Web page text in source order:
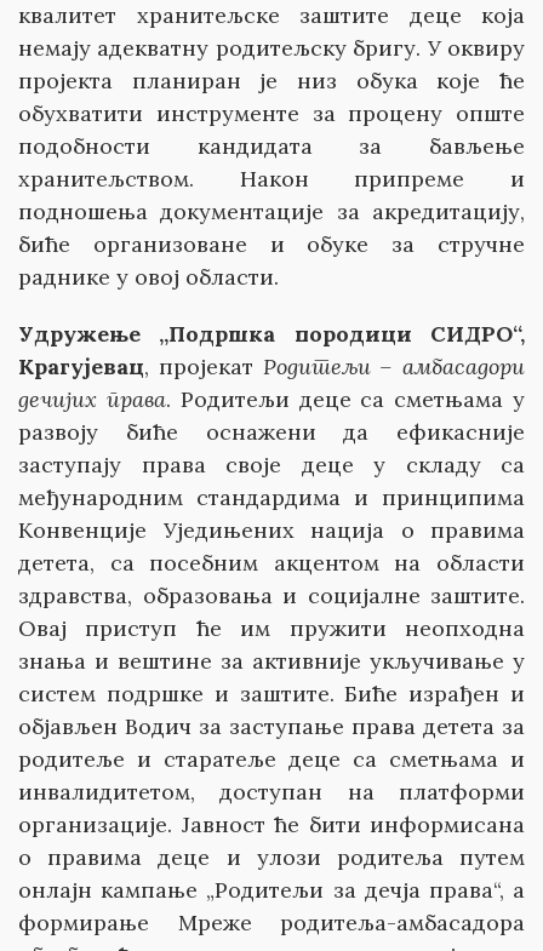
квалитет хранитељске заштите деце која
немају адекватну родитељску бригу. У оквиру
пројекта планиран је низ обука које ће
обухватити инструменте за процену опште
подобности кандидата за бављење
хранитељством. Након припреме и
подношења документације за акредитацију,
биће организоване и обуке за стручне
раднике у овој области.
Удружење „Подршка породици СИДРО“,
Крагујевац, пројекат Родитељи – амбасадори
дечијих права. Родитељи деце са сметњама у
развоју биће оснажени да ефикасније
заступају права своје деце у складу са
међународним стандардима и принципима
Конвенције Уједињених нација о правима
детета, са посебним акцентом на области
здравства, образовања и социјалне заштите.
Овај приступ ће им пружити неопходна
знања и вештине за активније укључивање у
систем подршке и заштите. Биће израђен и
објављен Водич за заступање права детета за
родитеље и старатеље деце са сметњама и
инвалидитетом, доступан на платформи
организације. Јавност ће бити информисана
о правима деце и улози родитеља путем
онлајн кампање „Родитељи за дечја права“, а
формирање Мреже родитеља-амбасадора